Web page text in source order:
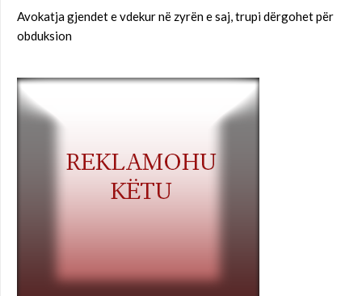
Avokatja gjendet e vdekur në zyrën e saj, trupi dërgohet për
obduksion